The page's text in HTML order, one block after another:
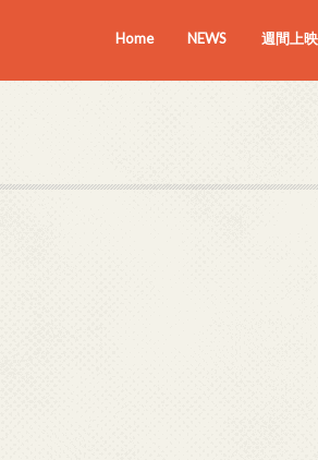
Home NEWS 週間上